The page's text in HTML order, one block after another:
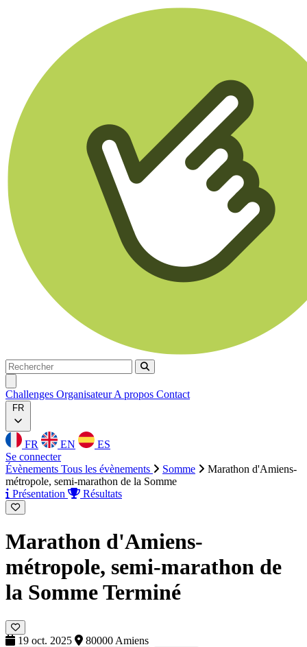
Rechercher
Rechercher
Challenges OrganisateurA propos Contact
FR
FR EN
ES
Se connecter
Évènements Tous les évènements Somme
Marathon d'Amiens-
métropole, semi-marathon de la Somme
Présentation
Résultats
Marathon d'Amiens-
métropole, semi-marathon de
la SommeTerminé
19 oct. 2025 80000 Amiens